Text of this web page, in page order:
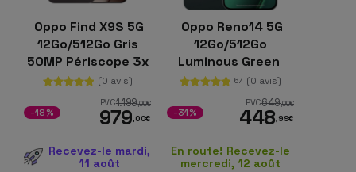
Oppo Find X9S 5G
12Go/512Go Gris
50MP Périscope 3x
OIS 6,59 pouces
AMOLED 120Hz
(0 avis)
PVC1.199,00€
979,00€
-18%
Recevez-le mardi,
11 août
Oppo Reno14 5G
12Go/512Go
Luminous Green
67 (0 avis)
PVC649,00€
448,99€
-31%
En route! Recevez-le
mercredi, 12 août